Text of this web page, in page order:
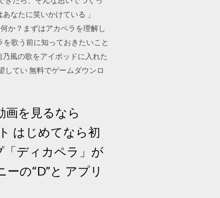
なたに笑いかけている 」
か？まずはアカペラを理解し
歌う前に知っておきたいこと
風の歌をアイポッドに入れた
てい 無料でゲームダウンロ
画を見るなら
はじめてなら初
「ディカペラ」が
の“D”と アプリ